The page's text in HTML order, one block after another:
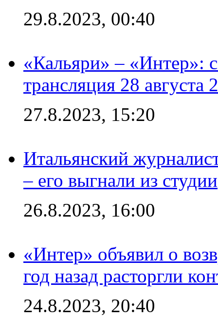
29.8.2023, 00:40
«Кальяри» – «Интер»:
трансляция 28 августа
27.8.2023, 15:20
Итальянский
– его выгнали из студии
26.8.2023, 16:00
«Интер» объявил о
год назад расторгли
24.8.2023, 20:40